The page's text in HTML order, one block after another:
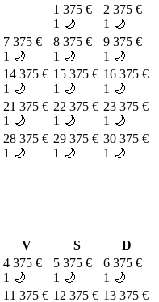
1 375 €
1 🌙
2 375 €
1 🌙
7 375 €
1 🌙
8 375 €
1 🌙
9 375 €
1 🌙
14 375 €
1 🌙
15 375 €
1 🌙
16 375 €
1 🌙
21 375 €
1 🌙
22 375 €
1 🌙
23 375 €
1 🌙
28 375 €
1 🌙
29 375 €
1 🌙
30 375 €
1 🌙
V S
D
4 375 €
1 🌙
5 375 €
1 🌙
6 375 €
1 🌙
11 375 € 12 375 € 13 375 €